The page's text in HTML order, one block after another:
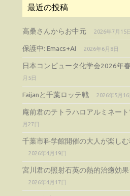
最近の投稿
高桑さんからお中元 2026年7月15
保護中: Emacs+AI 2026年6月8日
日本コンピュータ化学会2026年
月5日
Faijanと千葉ロッテ戦 2026年5月16
庵前君のテトラハロアルミネー
月27日
千葉市科学館開催の大人が楽し
2026年4月19日
宮川君の照射石英の熱的治癒効
2026年4月17日